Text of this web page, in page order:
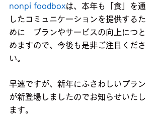
nonpi foodboxは、本年も「食」を通
したコミュニケーションを提供するた
めに　プランやサービスの向上につと
めますので、今後も是非ご注目くださ
い。
早速ですが、新年にふさわしいプラン
が新登場しましたのでお知らせいたし
ます。